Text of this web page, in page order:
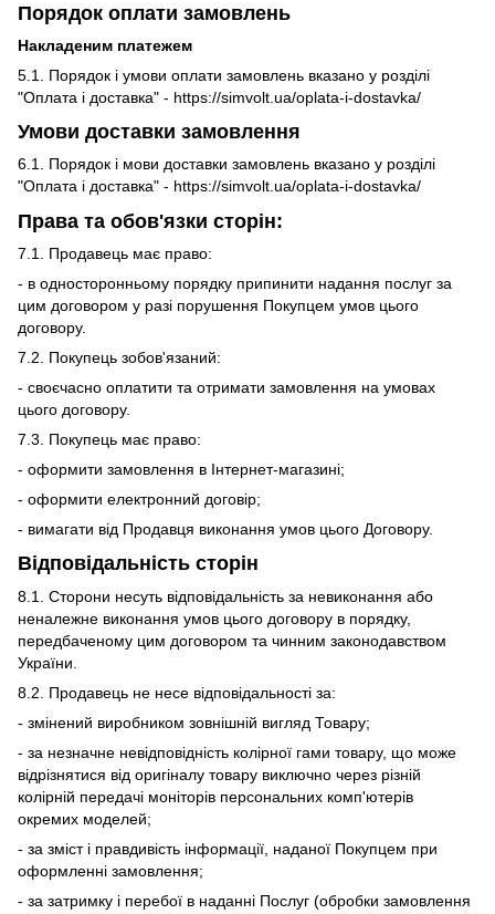
Порядок оплати замовлень
Накладеним платежем
5.1. Порядок і умови оплати замовлень вказано у розділі
"Оплата і доставка" - https://simvolt.ua/oplata-i-dostavka/
Умови доставки замовлення
6.1. Порядок і мови доставки замовлень вказано у розділі
"Оплата і доставка" - https://simvolt.ua/oplata-i-dostavka/
Права та обов'язки сторін:
7.1. Продавець має право:
- в односторонньому порядку припинити надання послуг за
цим договором у разі порушення Покупцем умов цього
договору.
7.2. Покупець зобов'язаний:
- своєчасно оплатити та отримати замовлення на умовах
цього договору.
7.3. Покупець має право:
- оформити замовлення в Інтернет-магазині;
- оформити електронний договір;
- вимагати від Продавця виконання умов цього Договору.
Відповідальність сторін
8.1. Сторони несуть відповідальність за невиконання або
неналежне виконання умов цього договору в порядку,
передбаченому цим договором та чинним законодавством
України.
8.2. Продавець не несе відповідальності за:
- змінений виробником зовнішній вигляд Товару;
- за незначне невідповідність колірної гами товару, що може
відрізнятися від оригіналу товару виключно через різній
колірній передачі моніторів персональних комп'ютерів
окремих моделей;
- за зміст і правдивість інформації, наданої Покупцем при
оформленні замовлення;
- за затримку і перебої в наданні Послуг (обробки замовлення